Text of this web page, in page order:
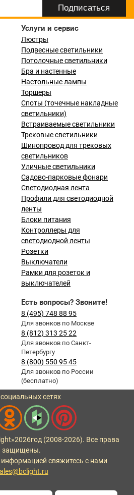
Услуги и сервис
Люстры
Подвесные светильники
Потолочные светильники
Бра и настенные
Настольные лампы
Торшеры
Споты (точечные накладные
светильники)
Встраиваемые светильники
Трековые светильники
Шинопровод для трековых
светильников
Уличные светильники
Садово-парковые фонари
Светодиодная лента
Профили для светодиодной
ленты
Блоки питания
Контроллеры для
светодиодной ленты
Розетки
Выключатели
Рамки для розеток и
выключателей
Есть вопросы? Звоните!
8 (495) 748 88 95
Для звонков по Москве
8 (812) 313 25 22
Для звонков по Санкт-
Петербургу
8 (800) 550 95 45
Для звонков по России
(бесплатно)
сетях
2026год (2008-2026). Все права
защищены.
свяжитесь с нами